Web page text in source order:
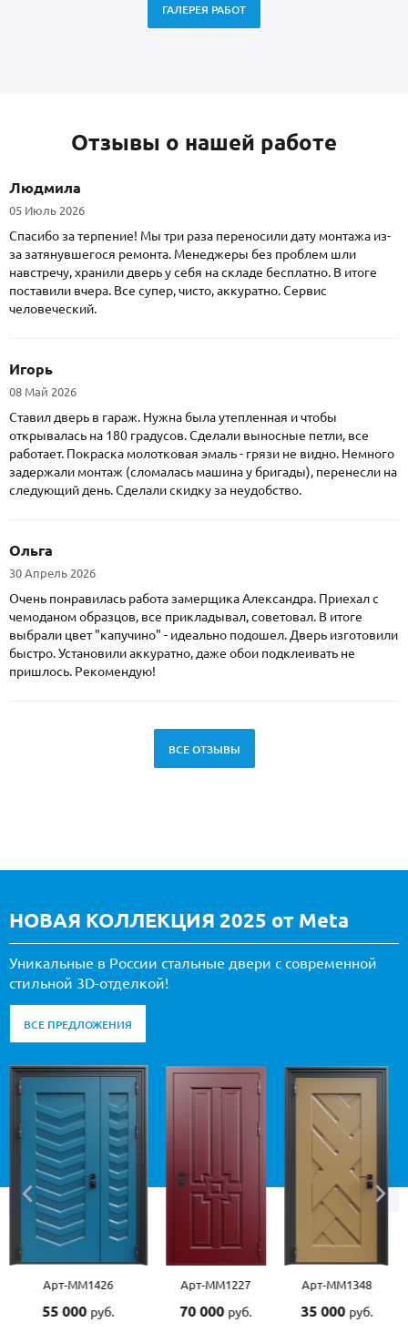
ГАЛЕРЕЯ РАБОТ
Отзывы о нашей работе
Людмила
05 Июль 2026
Спасибо за терпение! Мы три раза переносили дату монтажа из-
за затянувшегося ремонта. Менеджеры без проблем шли
навстречу, хранили дверь у себя на складе бесплатно. В итоге
поставили вчера. Все супер, чисто, аккуратно. Сервис
человеческий.
Игорь
08 Май 2026
Ставил дверь в гараж. Нужна была утепленная и чтобы
открывалась на 180 градусов. Сделали выносные петли, все
работает. Покраска молотковая эмаль - грязи не видно. Немного
задержали монтаж (сломалась машина у бригады), перенесли на
следующий день. Сделали скидку за неудобство.
Ольга
30 Апрель 2026
Очень понравилась работа замерщика Александра. Приехал с
чемоданом образцов, все прикладывал, советовал. В итоге
выбрали цвет "капучино" - идеально подошел. Дверь изготовили
быстро. Установили аккуратно, даже обои подклеивать не
пришлось. Рекомендую!
ВСЕ ОТЗЫВЫ
НОВАЯ КОЛЛЕКЦИЯ 2025 от Meta
Уникальные в России стальные двери с современной
стильной 3D-отделкой!
ВСЕ ПРЕДЛОЖЕНИЯ
Арт-ММ1426
55 000 руб.
Арт-ММ1227
70 000 руб.
Арт-ММ1348
35 000 руб.